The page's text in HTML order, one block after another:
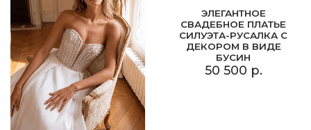
ЭЛЕГАНТНОЕ
СВАДЕБНОЕ ПЛАТЬЕ
СИЛУЭТА-РУСАЛКА С
ДЕКОРОМ В ВИДЕ
БУСИН
50 500 р.